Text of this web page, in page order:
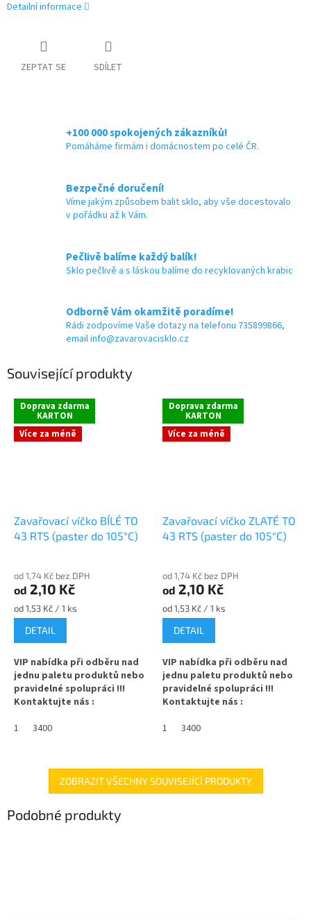
Detailní informace
ZEPTAT SE SDÍLET
+100 000 spokojených zákazníků!
Pomáháme firmám i domácnostem po celé ČR.
Bezpečné doručení!
Víme jakým způsobem balit sklo, aby vše docestovalo
v pořádku až k Vám.
Pečlivě balíme každý balík!
Sklo pečlivě a s láskou balíme do recyklovaných krabic
Odborně Vám okamžitě poradíme!
Rádi zodpovíme Vaše dotazy na telefonu 735899866,
email info@zavarovacisklo.cz
Související produkty
Doprava zdarma
KARTON
Více za méně
Zavařovací víčko BÍLÉ TO
43 RTS (paster do 105°C)
od 1,74 Kč bez DPH
od 2,10 Kč
Měrná
cena:
od 1,53 Kč / 1 ks
DETAIL
VIP nabídka při odběru nad
jednu paletu produktů nebo
pravidelné spolupráci !!!
Kontaktujte nás :
✅ Šroubovací víčko pro snadné
otevření sklenice
✅ Různé varianty víček TO 43
1 3400
Doprava zdarma
KARTON
Více za méně
Zavařovací víčko ZLATÉ TO
43 RTS (paster do 105°C)
od 1,74 Kč bez DPH
od 2,10 Kč
Měrná
cena:
od 1,53 Kč / 1 ks
DETAIL
VIP nabídka při odběru nad
jednu paletu produktů nebo
pravidelné spolupráci !!!
Kontaktujte nás :
✅ Šroubovací víčko pro snadné
otevření sklenice
1 3400
ZOBRAZIT VŠECHNY SOUVISEJÍCÍ PRODUKTY
Podobné produkty